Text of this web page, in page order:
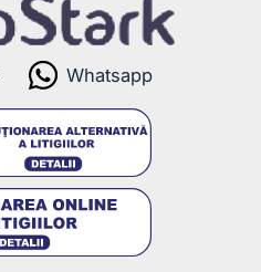
Whatsapp